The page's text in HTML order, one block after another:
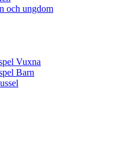
och ungdom
Vuxna
Barn